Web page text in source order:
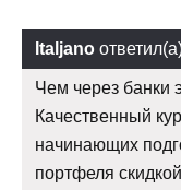
Italjano
Чем через банки
Качественный
начинающих
портфеля